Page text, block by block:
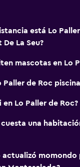
está Lo
La Seu?
mascotas en Lo
Paller de Roc
en Lo Paller de Roc?
una
actualizó